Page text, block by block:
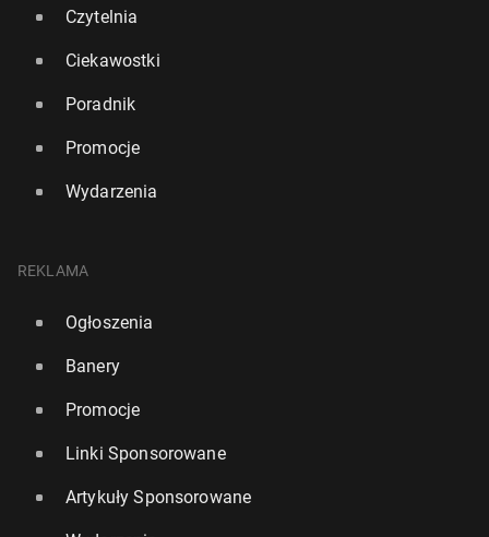
Czytelnia
Ciekawostki
Poradnik
Promocje
Wydarzenia
REKLAMA
Ogłoszenia
Banery
Promocje
Linki Sponsorowane
Artykuły Sponsorowane